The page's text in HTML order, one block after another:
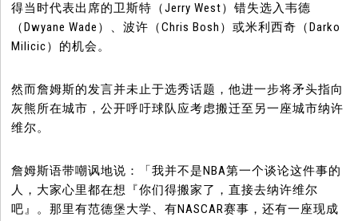
得当时代表出席的卫斯特（Jerry West）错失选入韦德
（Dwyane Wade）、波许（Chris Bosh）或米利西奇（Darko
Milicic）的机会。
然而詹姆斯的发言并未止于选秀话题，他进一步将矛头指向
灰熊所在城市，公开呼吁球队应考虑搬迁至另一座城市纳许
维尔。
詹姆斯语带嘲讽地说：「我并不是NBA第一个谈论这件事的
人，大家心里都在想『你们得搬家了，直接去纳许维尔
吧』。那里有范德堡大学、有NASCAR赛事，还有一座现成